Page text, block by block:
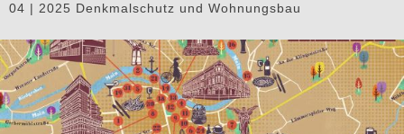
04 | 2025 Denkmalschutz und Wohnungsbau